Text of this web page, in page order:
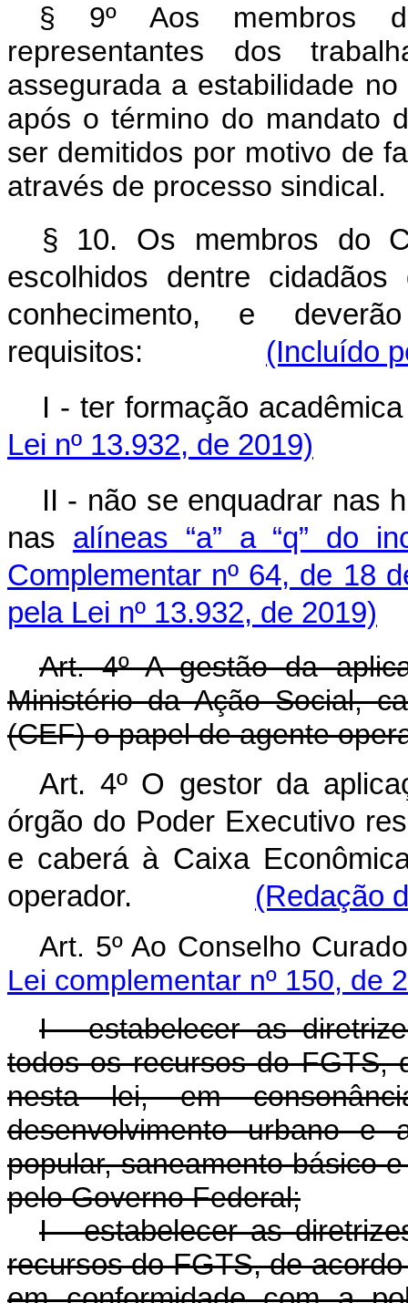
§ 9º Aos membros
representantes dos
assegurada a estabilidade
após o término do mandato
ser demitidos por motivo de
através de processo sindical.
§ 10. Os membros do
escolhidos dentre
conhecimento, e
requisitos: (Incluído
I - ter formação
Lei nº 13.932, de 2019)
II - não se enquadrar nas
nas alíneas “a” a “q” do
Complementar nº 64, de 18
pela Lei nº 13.932, de 2019)
Art. 4º A gestão da
Ministério da Ação Social,
(CEF) o papel de agente
Art. 4º O gestor da
órgão do Poder Executivo
e caberá à Caixa
operador. (Redação
Art. 5º Ao Conselho
Lei complementar nº 150, de
I - estabelecer as
todos os recursos do FGTS,
nesta lei, em
desenvolvimento urbano e
popular, saneamento básico
pelo Governo Federal;
I - estabelecer as
recursos do FGTS, de